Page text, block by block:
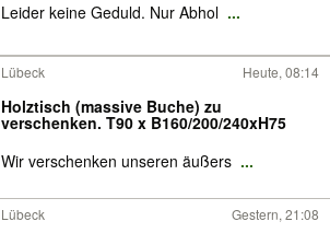
Leider keine Geduld. Nur Abhol ...
Lübeck Heute, 08:14
Holztisch (massive Buche) zu
verschenken. T90 x B160/200/240xH75
Wir verschenken unseren äußers ...
Lübeck Gestern, 21:08